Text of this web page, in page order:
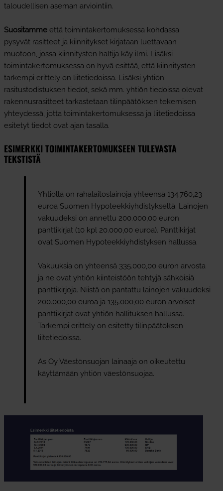
taloudellisen aseman arviointiin.
Suositamme että toimintakertomuksessa kohdassa
pysyvät rasitteet ja kiinnitykset kirjataan luettavaan
muotoon, jossa kiinnitysten haltija käy ilmi. Lisäksi
toimintakertomuksessa on hyvä esittää, että kiinnitysten
tarkempi erittely on liitetiedoissa. Lisäksi yhtiön
rasitustodistuksen tiedot, sekä mm. yhtiön tiedoissa olevat
rakennusrasitteet tarkastetaan tilinpäätöksen tekemisen
yhteydessä, jotta toimintakertomuksessa ja liitetiedoissa
esitetyt tiedot ovat ajan tasalla.
ESIMERKKI TOIMINTAKERTOMUKSEEN TULEVASTA
TEKSTISTÄ
Yhtiöllä on rahalaitoslainoja yhteensä 134.760,23
euroa Suomen Hypoteekkiyhdistykseltä. Lainojen
vakuudeksi on annettu 200.000,00 euron
panttikirjat (10 kpl 20.000,00 euroa). Panttikirjat
ovat Suomen Hypoteekkiyhdistyksen hallussa.
Vakuuksia on yhteensä 335.000,00 euron arvosta
ja ne ovat yhtiön kiinteistöön tehtyjä sähköisiä
panttikirjoja. Niistä on pantattu lainojen vakuudeksi
200.000,00 euroa ja 135.000,00 euron arvoiset
panttikirjat ovat yhtiön hallituksen hallussa.
Tarkempi erittely on esitetty tilinpäätöksen
liitetiedoissa.
As Oy Väestönsuojan lainaaja on oikeutettu
käyttämään yhtiön väestönsuojaa.